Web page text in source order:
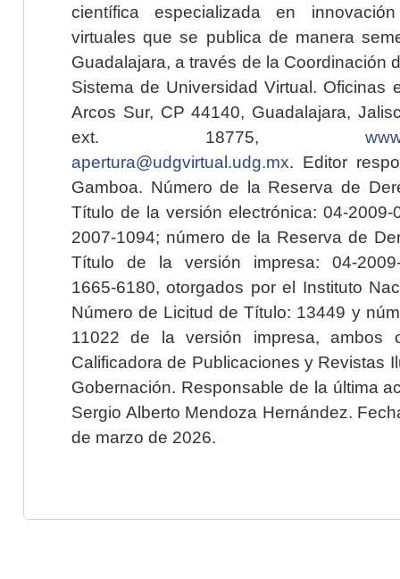
científica especializada en
virtuales que se publica de manera
Guadalajara, a través de la Coordinación
Sistema de Universidad Virtual. Oficinas
Arcos Sur, CP 44140, Guadalajara,
ext. 18775,
apertura@udgvirtual.udg.mx. Editor
Gamboa. Número de la Reserva de
Título de la versión electrónica: 04-2009-
2007-1094; número de la Reserva de
Título de la versión impresa: 04-2009-
1665-6180, otorgados por el Instituto
Número de Licitud de Título: 13449 y
11022 de la versión impresa, ambos
Calificadora de Publicaciones y Revistas
Gobernación. Responsable de la última
Sergio Alberto Mendoza Hernández.
de marzo de 2026.